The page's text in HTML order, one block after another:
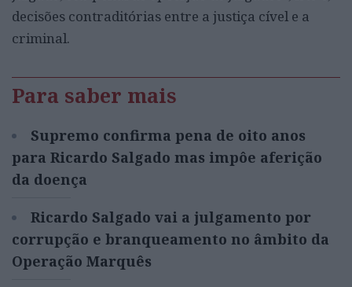
decisões contraditórias entre a justiça cível e a
criminal.
Para saber mais
Supremo confirma pena de oito anos
para Ricardo Salgado mas impôe aferição
da doença
Ricardo Salgado vai a julgamento por
corrupção e branqueamento no âmbito da
Operação Marquês